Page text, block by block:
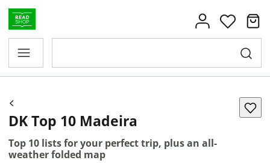
DK Top 10 Madeira
Top 10 lists for your perfect trip, plus an all-
weather folded map